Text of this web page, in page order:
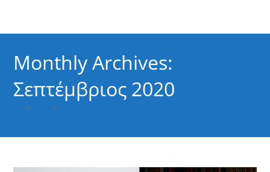
Monthly Archives:
Σεπτέμβριος 2020
> >